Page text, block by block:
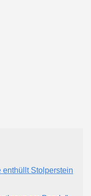
Stolperstein